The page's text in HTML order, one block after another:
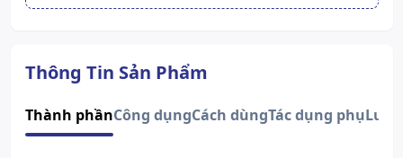
Dạng bào chế
Viên nén
Độ tuổi sử dụng
Số đăng ký
9185/2019/ĐKSP
Lưu ý
Thông Tin Sản Phẩm
Thành phầnCông dụngCách dùngTác dụng phụLưu